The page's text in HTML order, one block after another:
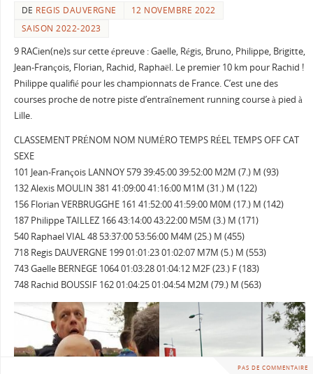
DE REGIS DAUVERGNE
12 NOVEMBRE 2022
SAISON 2022-2023
9 RACien(ne)s sur cette épreuve : Gaelle, Régis, Bruno, Philippe, Brigitte,
Jean-François, Florian, Rachid, Raphaël. Le premier 10 km pour Rachid !
Philippe qualifié pour les championnats de France. C’est une des
courses proche de notre piste d’entraînement running course à pied à
Lille.
CLASSEMENT PRÉNOM NOM NUMÉRO TEMPS RÉEL TEMPS OFF CAT
SEXE
101 Jean-François LANNOY 579 39:45:00 39:52:00 M2M (7.) M (93)
132 Alexis MOULIN 381 41:09:00 41:16:00 M1M (31.) M (122)
156 Florian VERBRUGGHE 161 41:52:00 41:59:00 M0M (17.) M (142)
187 Philippe TAILLEZ 166 43:14:00 43:22:00 M5M (3.) M (171)
540 Raphael VIAL 48 53:37:00 53:56:00 M4M (25.) M (455)
718 Regis DAUVERGNE 199 01:01:23 01:02:07 M7M (5.) M (553)
743 Gaelle BERNEGE 1064 01:03:28 01:04:12 M2F (23.) F (183)
748 Rachid BOUSSIF 162 01:04:25 01:04:54 M2M (79.) M (563)
PAS DE COMMENTAIRE